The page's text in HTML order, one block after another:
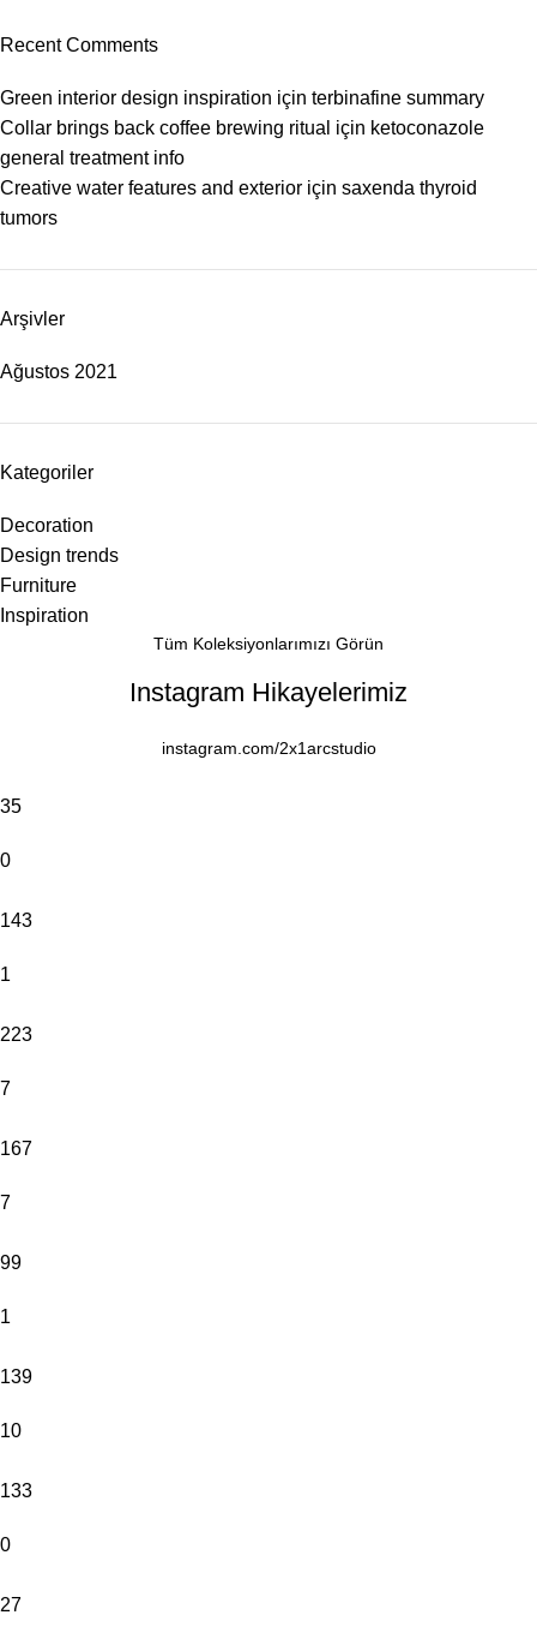
Recent Comments
Green interior design inspiration için terbinafine summary
Collar brings back coffee brewing ritual için ketoconazole
general treatment info
Creative water features and exterior için saxenda thyroid
tumors
Arşivler
Ağustos 2021
Kategoriler
Decoration
Design trends
Furniture
Inspiration
Tüm Koleksiyonlarımızı Görün
Instagram Hikayelerimiz
instagram.com/2x1arcstudio
35
0
143
1
223
7
167
7
99
1
139
10
133
0
27